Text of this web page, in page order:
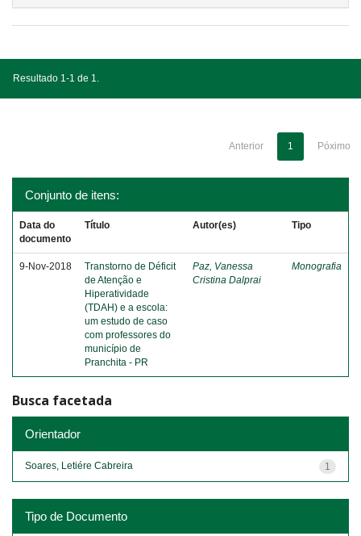
Resultado 1-1 de 1.
Anterior 1 Póximo
Conjunto de itens:
Data do
documento
Título Autor(es) Tipo
9-Nov-2018
Transtorno de Déficit
de Atenção e
Hiperatividade
(TDAH) e a escola:
um estudo de caso
com professores do
município de
Pranchita - PR
Paz, Vanessa
Cristina Dalprai
Monografia
Busca facetada
Orientador
1
Soares, Letiére Cabreira
Tipo de Documento